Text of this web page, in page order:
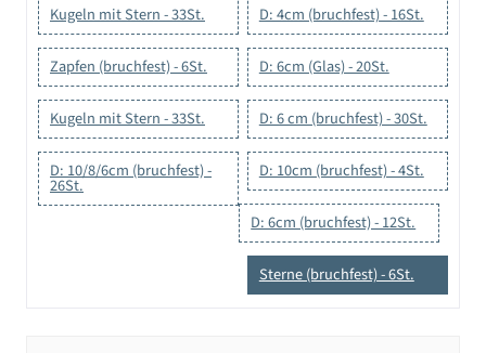
Kugeln mit Stern - 33St.
D: 4cm (bruchfest) - 16St.
Zapfen (bruchfest) - 6St. D: 6cm (Glas) - 20St.
Kugeln mit Stern - 33St. D: 6 cm (bruchfest) - 30St.
D: 10/8/6cm (bruchfest) -
26St.
D: 10cm (bruchfest) - 4St.
D: 6cm (bruchfest) - 12St.
Sterne (bruchfest) - 6St.